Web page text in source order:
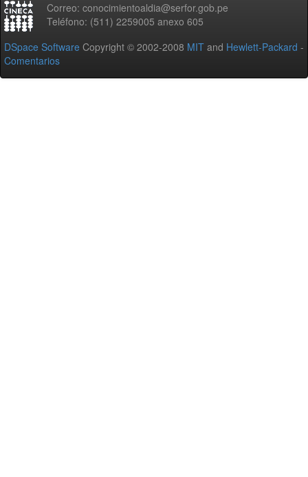
Correo: conocimientoaldia@serfor.gob.pe
Teléfono: (511) 2259005 anexo 605
DSpace Software Copyright © 2002-2008 MIT and Hewlett-Packard -
Comentarios